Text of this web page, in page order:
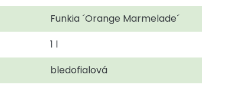
Funkia ´Orange Marmelade´
1 l
bledofialová